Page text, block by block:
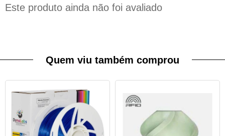
Este produto ainda não foi avaliado
Quem viu também comprou